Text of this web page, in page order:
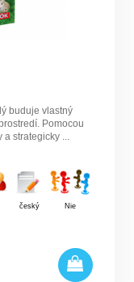
buduje vlastný
Pomocou
strategicky ...
český Nie